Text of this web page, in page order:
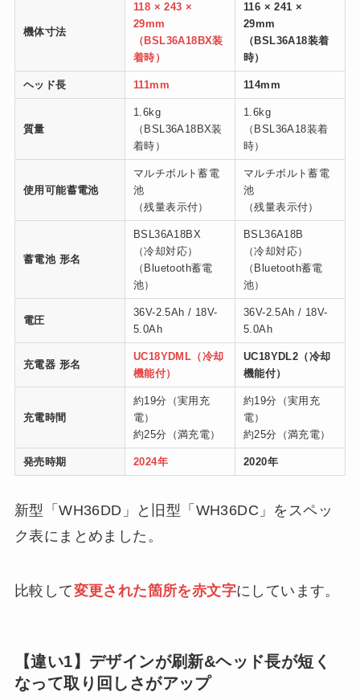
機体寸法
118 × 243 ×
29mm
（BSL36A18BX装
着時）
116 × 241 ×
29mm
（BSL36A18装着
時）
ヘッド長 111mm 114mm
質量
1.6kg
（BSL36A18BX装
着時）
1.6kg
（BSL36A18装着
時）
使用可能蓄電池
マルチボルト蓄電
池
（残量表示付）
マルチボルト蓄電
池
（残量表示付）
蓄電池 形名
BSL36A18BX
（冷却対応）
（Bluetooth蓄電
池）
BSL36A18B
（冷却対応）
（Bluetooth蓄電
池）
電圧
36V-2.5Ah / 18V-
5.0Ah
36V-2.5Ah / 18V-
5.0Ah
充電器 形名
UC18YDML（冷却
機能付）
UC18YDL2（冷却
機能付）
充電時間
約19分（実用充
電）
約25分（満充電）
約19分（実用充
電）
約25分（満充電）
発売時期 2024年 2020年
新型「WH36DD」と旧型「WH36DC」をスペッ
ク表にまとめました。
比較して変更された箇所を赤文字にしています。
【違い1】デザインが刷新&ヘッド長が短く
なって取り回しさがアップ